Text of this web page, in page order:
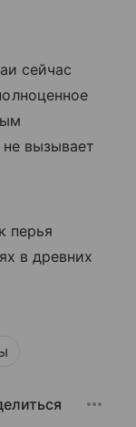
сейчас
вызывает
перья
в древних